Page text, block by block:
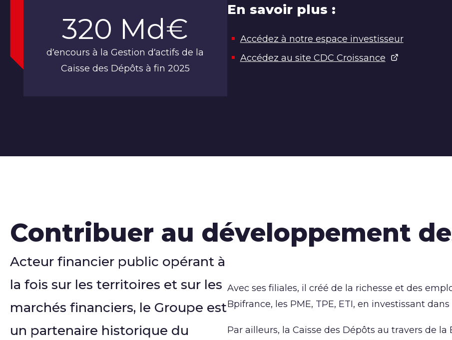
320 Md€
d’encours à la Gestion d’actifs de la
Caisse des Dépôts à fin 2025
En savoir plus :
Accédez à notre espace investisseur
Accédez au site CDC Croissance
Contribuer au développement
Acteur financier public opérant à
la fois sur les territoires et sur les
marchés financiers, le Groupe est
un partenaire historique du
Avec ses filiales, il créé de la richesse et des
Bpifrance, les PME, TPE, ETI, en investissant
Par ailleurs, la Caisse des Dépôts au travers de